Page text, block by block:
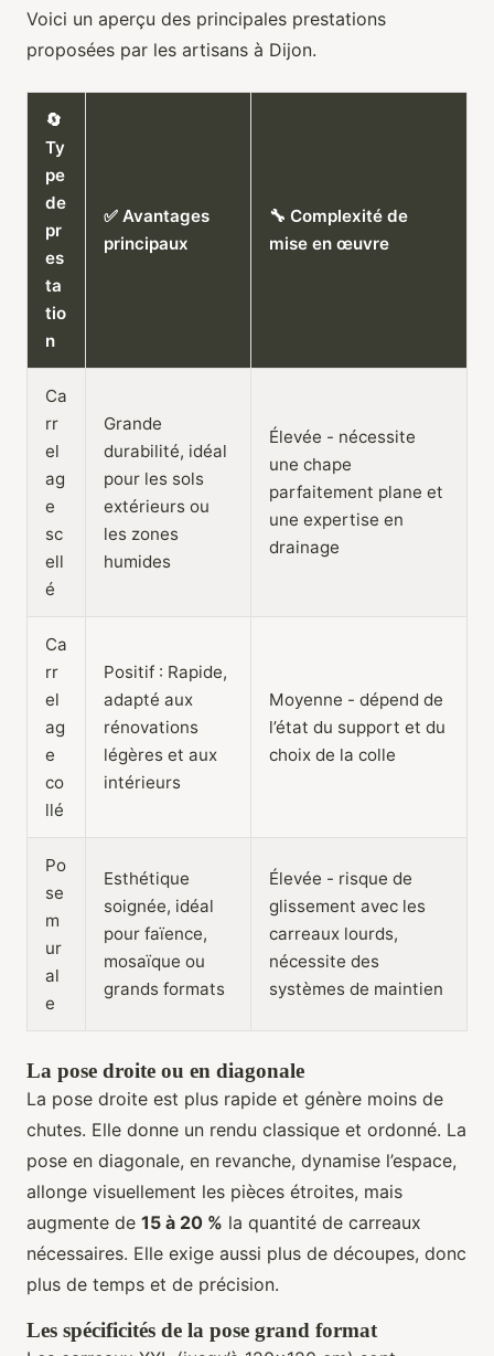
Voici un aperçu des principales prestations
proposées par les artisans à Dijon.
🔄
Ty
pe
de
pr
es
ta
tio
n
✅ Avantages
principaux
🔧 Complexité de
mise en œuvre
Ca
rr
el
ag
e
sc
ell
é
Grande
durabilité, idéal
pour les sols
extérieurs ou
les zones
humides
Élevée - nécessite
une chape
parfaitement plane et
une expertise en
drainage
Ca
rr
el
ag
e
co
llé
Positif : Rapide,
adapté aux
rénovations
légères et aux
intérieurs
Moyenne - dépend de
l’état du support et du
choix de la colle
Po
se
m
ur
al
e
Esthétique
soignée, idéal
pour faïence,
mosaïque ou
grands formats
Élevée - risque de
glissement avec les
carreaux lourds,
nécessite des
systèmes de maintien
La pose droite ou en diagonale
La pose droite est plus rapide et génère moins de
chutes. Elle donne un rendu classique et ordonné. La
pose en diagonale, en revanche, dynamise l’espace,
allonge visuellement les pièces étroites, mais
augmente de 15 à 20 % la quantité de carreaux
nécessaires. Elle exige aussi plus de découpes, donc
plus de temps et de précision.
Les spécificités de la pose grand format